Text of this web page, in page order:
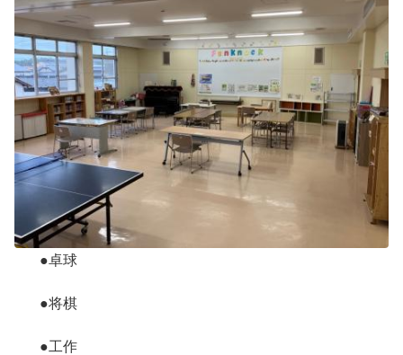
●卓球
●将棋
●工作